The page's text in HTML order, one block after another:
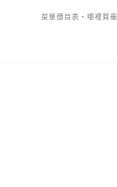
菜單價目表・哪裡買